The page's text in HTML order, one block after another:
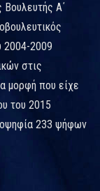
Α΄
2004-2009
στις
μορφή που είχε
του 2015
233 ψήφων